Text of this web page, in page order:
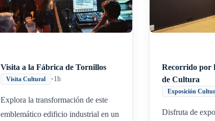
Visita a la Fábrica de Tornillos
Visita Cultural •1h
Explora la transformación de este
emblemático edificio industrial en un
Recorrido por
de Cultura
Exposición
Disfruta de